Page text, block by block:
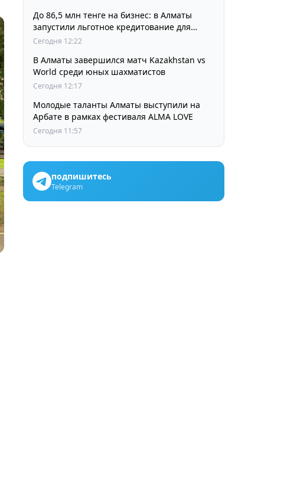
До 86,5 млн тенге на бизнес: в Алматы
запустили льготное кредитование для
предпринимателей
Сегодня 12:22
В Алматы завершился матч Kazakhstan vs
World среди юных шахматистов
Сегодня 12:17
Молодые таланты Алматы выступили на
Арбате в рамках фестиваля ALMA LOVE
Сегодня 11:57
подпишитесь
Telegram